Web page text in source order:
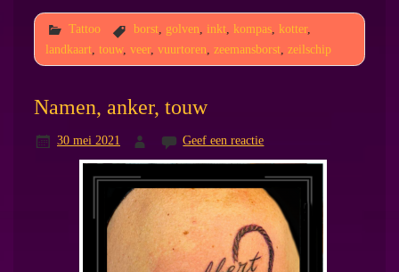
Tattoo borst, golven inkt, kompas, kotter,
landkaart, touw, veer, vuurtoren zeemansborst, zeilschip
Namen, anker, touw
30 mei 2021 Geef een reactie